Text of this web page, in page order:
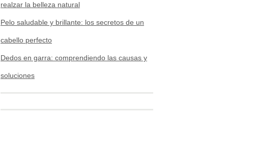
realzar la belleza natural
Pelo saludable y brillante: los secretos de un
cabello perfecto
Dedos en garra: comprendiendo las causas y
soluciones